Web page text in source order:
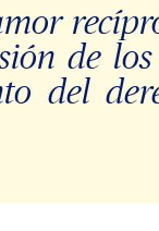
de
del